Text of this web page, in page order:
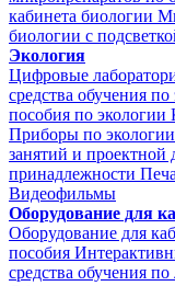
кабинета биологии
биологии с
Экология
Цифровые
средства обучения по
пособия по экологии
Приборы по экологии
занятий и проектной
принадлежности
Видеофильмы
Оборудование для
Оборудование для
пособия
средства обучения по